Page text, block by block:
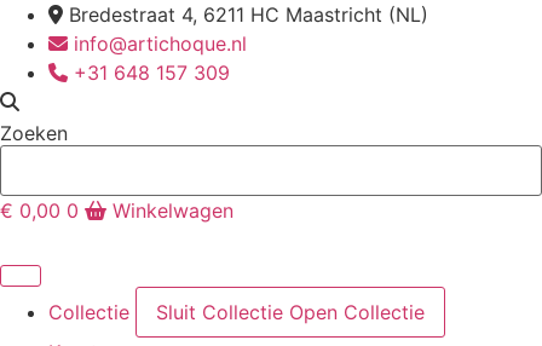
naar
inhoud
Bredestraat 4, 6211 HC Maastricht (NL)
info@artichoque.nl
+31 648 157 309
Zoeken
€ 0,00 0 Winkelwagen
Collectie Sluit Collectie Open Collectie